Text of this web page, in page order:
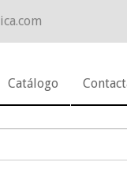
Catálogo